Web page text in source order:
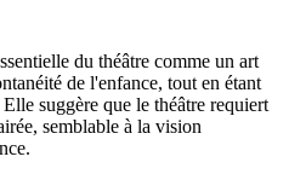
du théâtre comme un art
de l'enfance, tout en étant
suggère que le théâtre requiert
semblable à la vision